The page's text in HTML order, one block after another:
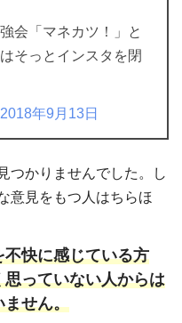
会「マネカツ！」と
そっとインスタを閉
2018年9月13日
つかりませんでした。し
意見をもつ人はちらほ
快に感じている方
っていない人からは
ません。